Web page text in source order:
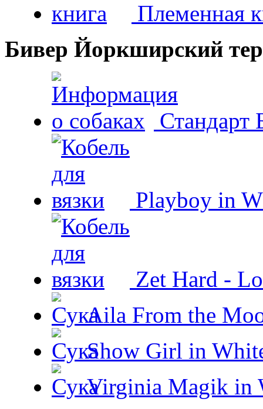
Племенная
Бивер Йоркширский
Стандарт
Playboy in
Zet Hard -
Aila From the
Show Girl in
Virginia Magik in